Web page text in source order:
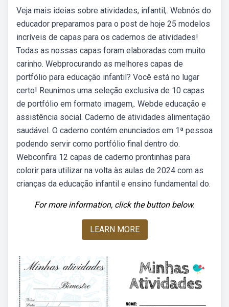
Veja mais ideias sobre atividades, infantil,. Webnós do
educador preparamos para o post de hoje 25 modelos
incríveis de capas para os cadernos de atividades!
Todas as nossas capas foram elaboradas com muito
carinho. Webprocurando as melhores capas de
portfólio para educação infantil? Você está no lugar
certo! Reunimos uma seleção exclusiva de 10 capas
de portfólio em formato imagem,. Webde educação e
assistência social. Caderno de atividades alimentação
saudável. O caderno contém enunciados em 1ª pessoa
podendo servir como portfólio final dentro do.
Webconfira 12 capas de caderno prontinhas para
colorir para utilizar na volta às aulas de 2024 com as
crianças da educação infantil e ensino fundamental do.
For more information, click the button below.
LEARN MORE